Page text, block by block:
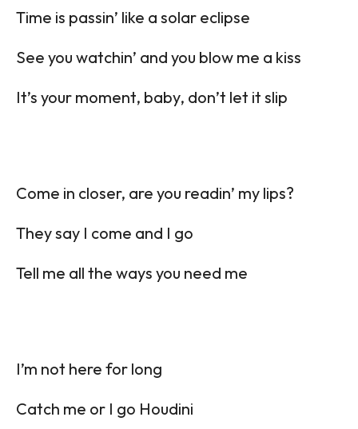
Time is passin’ like a solar eclipse
See you watchin’ and you blow me a kiss
It’s your moment, baby, don’t let it slip
Come in closer, are you readin’ my lips?
They say I come and I go
Tell me all the ways you need me
I’m not here for long
Catch me or I go Houdini